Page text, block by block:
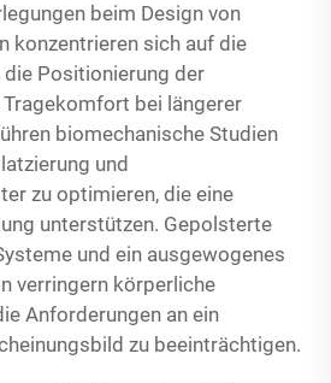
beim Design von
konzentrieren sich auf die
Positionierung der
bei längerer
biomechanische Studien
und
zu optimieren, die eine
unterstützen. Gepolsterte
und ein ausgewogenes
verringern körperliche
Anforderungen an ein
zu beeinträchtigen.